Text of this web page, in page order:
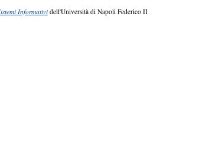
Informatividell'Università di Napoli Federico II